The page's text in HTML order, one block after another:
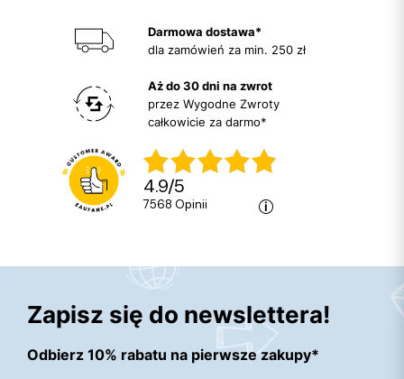
Darmowa dostawa*
dla zamówień za min. 250 zł
Aż do 30 dni na zwrot
przez Wygodne Zwroty
całkowicie za darmo*
4.9/5
7568 opinii
Zapisz się do newslettera!
Odbierz 10% rabatu na pierwsze zakupy*